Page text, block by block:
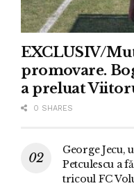
EXCLUSIV/
promovare.
a preluat
0 SHARES
George
Petculescu a
tricoul FC